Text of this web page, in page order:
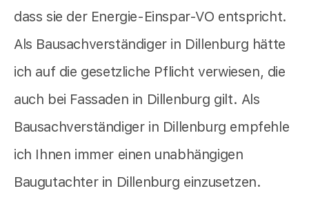
dass sie der Energie-Einspar-VO entspricht.
Als Bausachverständiger in Dillenburg hätte
ich auf die gesetzliche Pflicht verwiesen, die
auch bei Fassaden in Dillenburg gilt. Als
Bausachverständiger in Dillenburg empfehle
ich Ihnen immer einen unabhängigen
Baugutachter in Dillenburg einzusetzen.